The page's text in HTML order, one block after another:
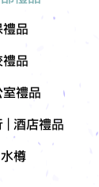
禮品
禮品
室禮品
| 酒店禮品
樽